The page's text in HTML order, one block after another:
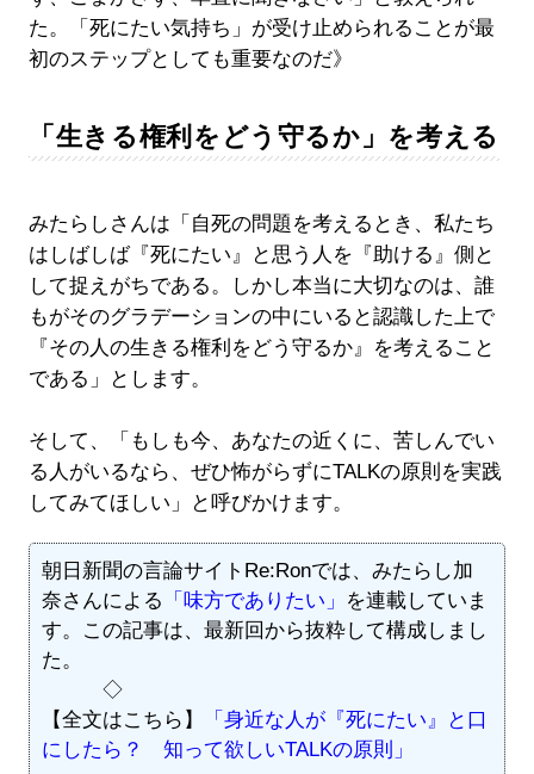
た。「死にたい気持ち」が受け止められることが最
初のステップとしても重要なのだ》
「生きる権利をどう守るか」を考える
みたらしさんは「自死の問題を考えるとき、私たち
はしばしば『死にたい』と思う人を『助ける』側と
して捉えがちである。しかし本当に大切なのは、誰
もがそのグラデーションの中にいると認識した上で
『その人の生きる権利をどう守るか』を考えること
である」とします。
そして、「もしも今、あなたの近くに、苦しんでい
る人がいるなら、ぜひ怖がらずにTALKの原則を実践
してみてほしい」と呼びかけます。
朝日新聞の言論サイトRe:Ronでは、みたらし加
奈さんによる 「味方でありたい」
を連載していま
す。この記事は、最新回から抜粋して構成しまし
た。
◇
【全文はこちら】
「身近な人が『死にたい』と口
にしたら？ 知って欲しいTALKの原則」